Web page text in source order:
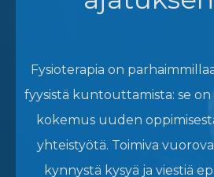
Fysioterapia on
fyysistä kuntouttamista: se on
kokemus uuden
yhteistyötä. Toimiva
kynnystä kysyä ja viestiä